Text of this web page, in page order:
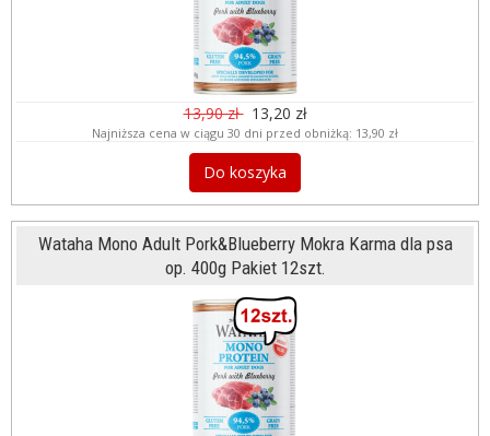
13,90 zł 13,20 zł
Najniższa cena w ciągu 30 dni przed obniżką: 13,90 zł
Do koszyka
Wataha Mono Adult Pork&Blueberry Mokra Karma dla psa
op. 400g Pakiet 12szt.